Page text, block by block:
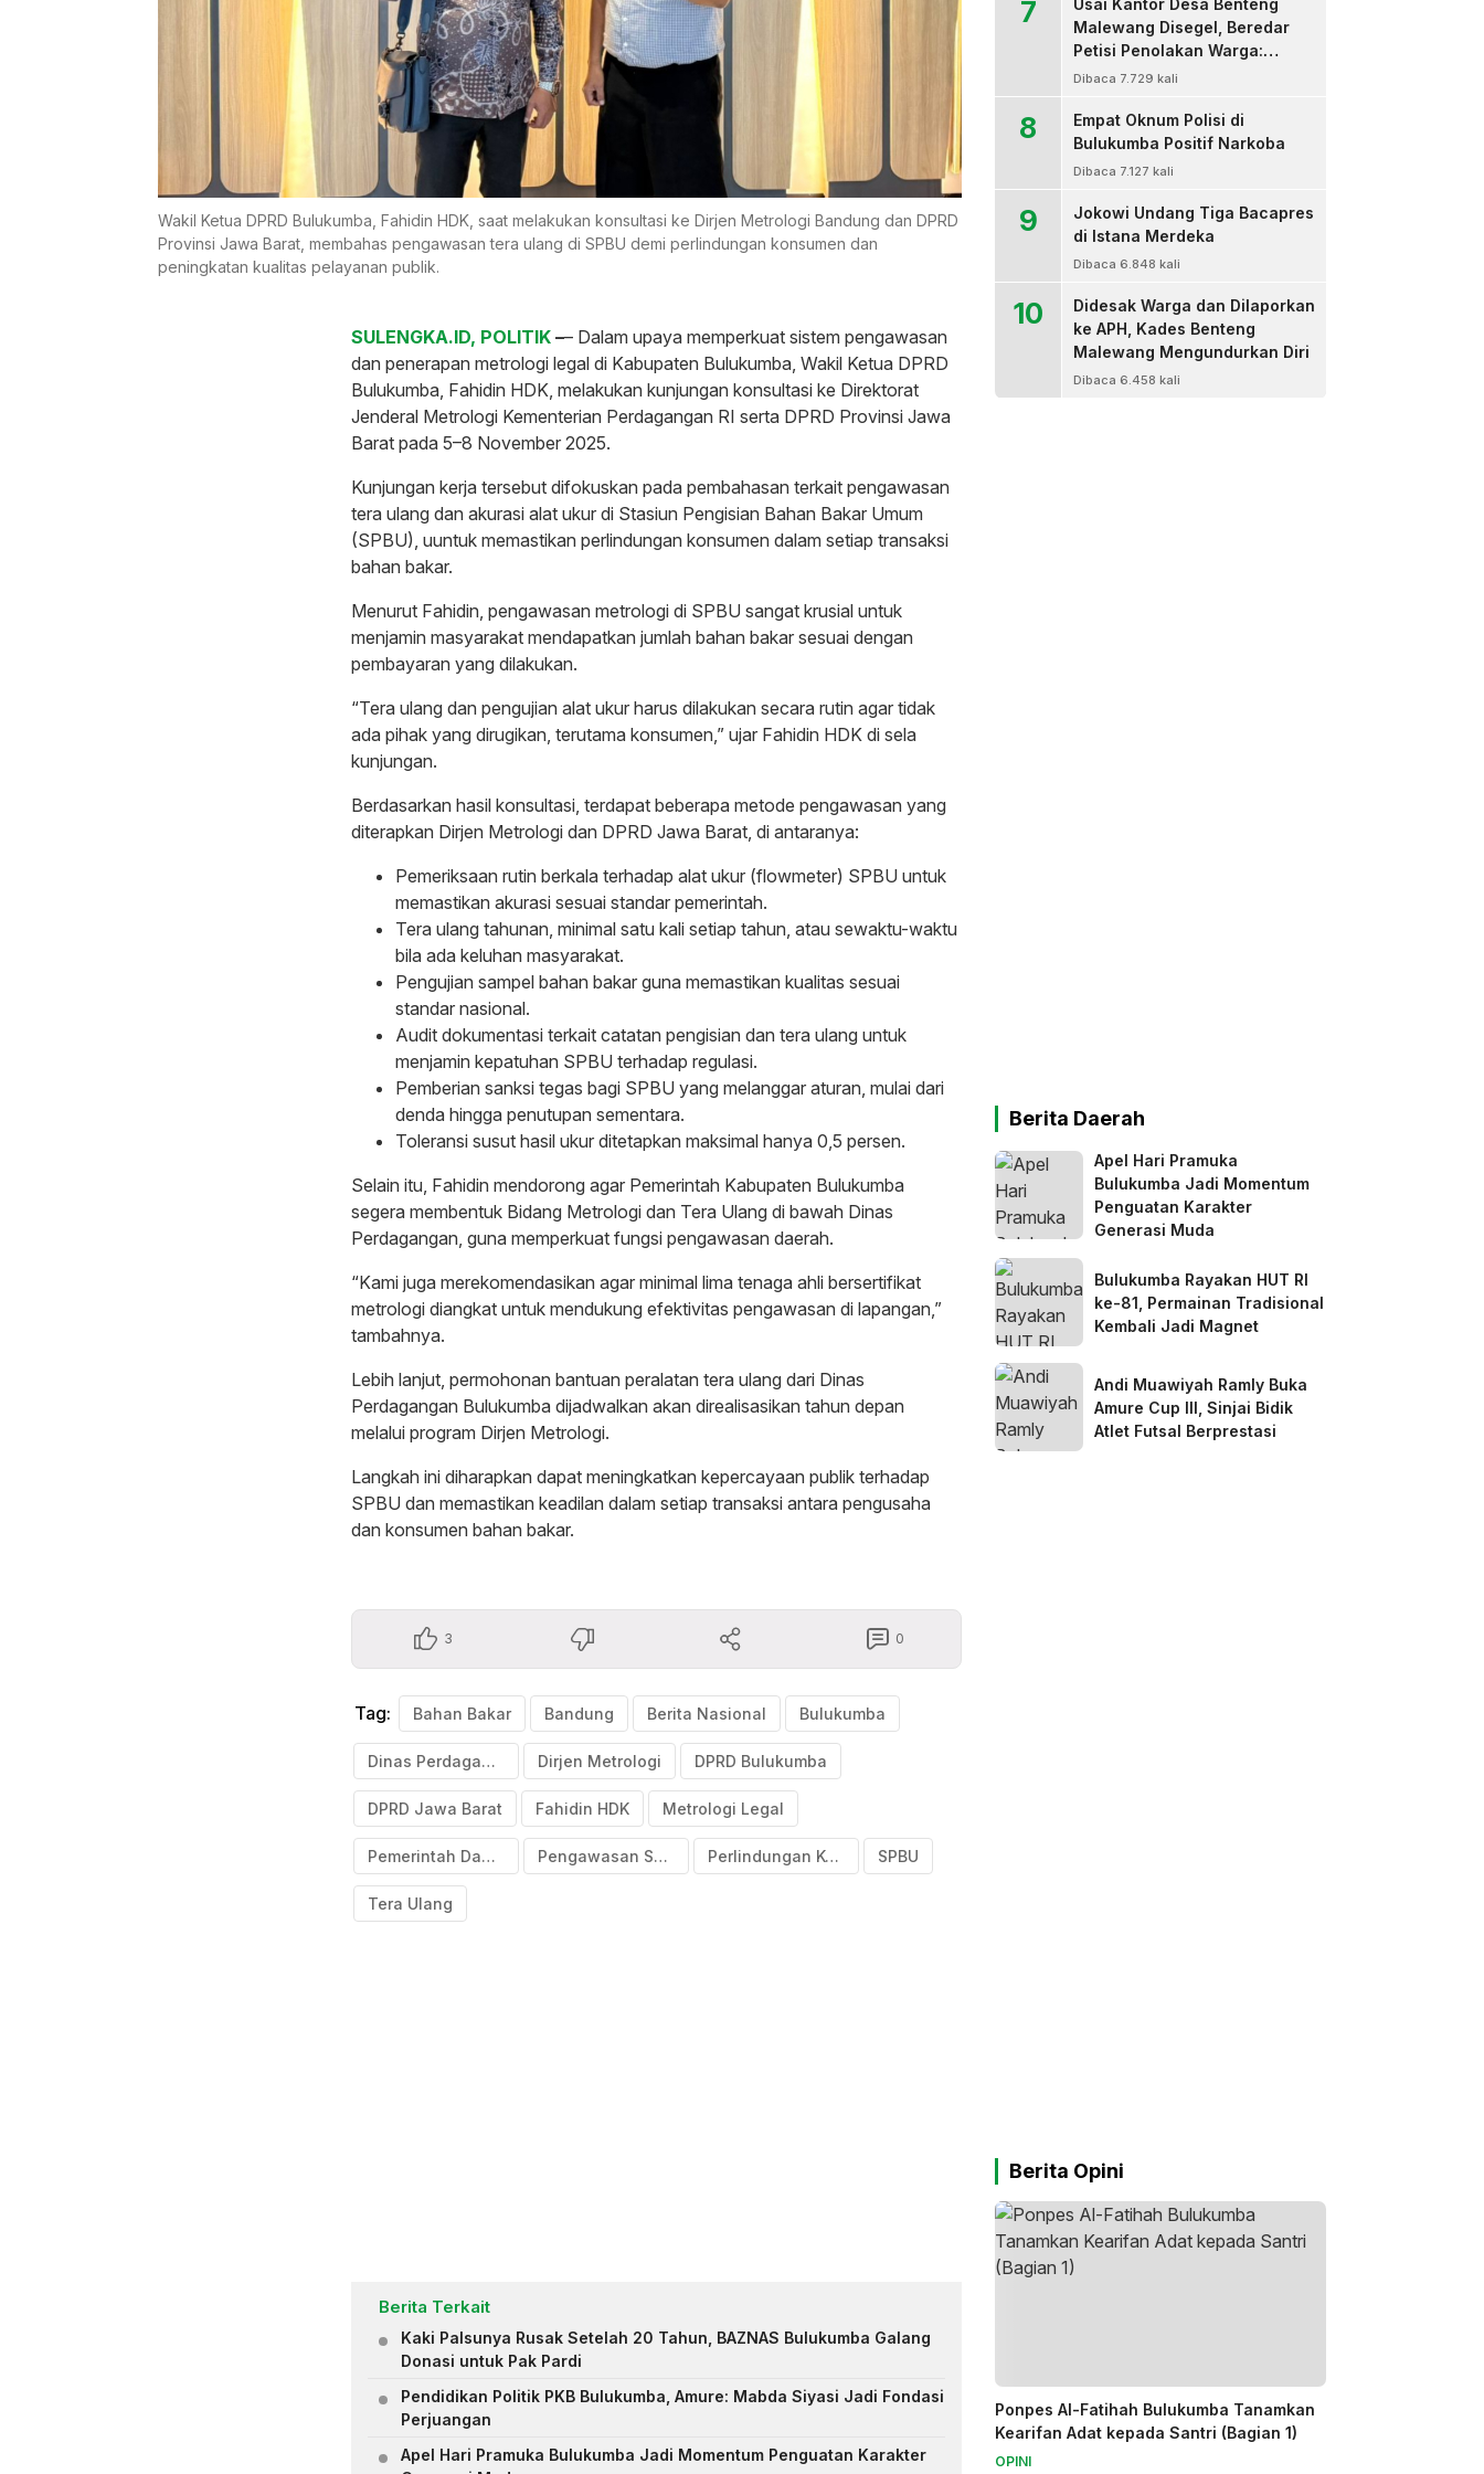
Wakil Ketua DPRD Bulukumba, Fahidin HDK, saat melakukan konsultasi ke Dirjen Metrologi Bandung dan DPRD
Provinsi Jawa Barat, membahas pengawasan tera ulang di SPBU demi perlindungan konsumen dan
peningkatan kualitas pelayanan publik.
SULENGKA.ID, POLITIK –– Dalam upaya memperkuat sistem pengawasan
dan penerapan metrologi legal di Kabupaten Bulukumba, Wakil Ketua DPRD
Bulukumba, Fahidin HDK, melakukan kunjungan konsultasi ke Direktorat
Jenderal Metrologi Kementerian Perdagangan RI serta DPRD Provinsi Jawa
Barat pada 5–8 November 2025.
Kunjungan kerja tersebut difokuskan pada pembahasan terkait pengawasan
tera ulang dan akurasi alat ukur di Stasiun Pengisian Bahan Bakar Umum
(SPBU), uuntuk memastikan perlindungan konsumen dalam setiap transaksi
bahan bakar.
Menurut Fahidin, pengawasan metrologi di SPBU sangat krusial untuk
menjamin masyarakat mendapatkan jumlah bahan bakar sesuai dengan
pembayaran yang dilakukan.
“Tera ulang dan pengujian alat ukur harus dilakukan secara rutin agar tidak
ada pihak yang dirugikan, terutama konsumen,” ujar Fahidin HDK di sela
kunjungan.
Berdasarkan hasil konsultasi, terdapat beberapa metode pengawasan yang
diterapkan Dirjen Metrologi dan DPRD Jawa Barat, di antaranya:
Pemeriksaan rutin berkala terhadap alat ukur (flowmeter) SPBU untuk
memastikan akurasi sesuai standar pemerintah.
Tera ulang tahunan, minimal satu kali setiap tahun, atau sewaktu-waktu
bila ada keluhan masyarakat.
Pengujian sampel bahan bakar guna memastikan kualitas sesuai
standar nasional.
Audit dokumentasi terkait catatan pengisian dan tera ulang untuk
menjamin kepatuhan SPBU terhadap regulasi.
Pemberian sanksi tegas bagi SPBU yang melanggar aturan, mulai dari
denda hingga penutupan sementara.
Toleransi susut hasil ukur ditetapkan maksimal hanya 0,5 persen.
Selain itu, Fahidin mendorong agar Pemerintah Kabupaten Bulukumba
segera membentuk Bidang Metrologi dan Tera Ulang di bawah Dinas
Perdagangan, guna memperkuat fungsi pengawasan daerah.
“Kami juga merekomendasikan agar minimal lima tenaga ahli bersertifikat
metrologi diangkat untuk mendukung efektivitas pengawasan di lapangan,”
tambahnya.
Lebih lanjut, permohonan bantuan peralatan tera ulang dari Dinas
Perdagangan Bulukumba dijadwalkan akan direalisasikan tahun depan
melalui program Dirjen Metrologi.
Langkah ini diharapkan dapat meningkatkan kepercayaan publik terhadap
SPBU dan memastikan keadilan dalam setiap transaksi antara pengusaha
dan konsumen bahan bakar.
3 0
Tag: Bahan Bakar Bandung Berita Nasional Bulukumba
Dinas Perdagangan Dirjen Metrologi DPRD Bulukumba
DPRD Jawa Barat Fahidin HDK Metrologi Legal
Pemerintah Daerah Pengawasan SPBU Perlindungan Konsumen SPBU
Tera Ulang
Berita Terkait
Kaki Palsunya Rusak Setelah 20 Tahun, BAZNAS Bulukumba Galang
Donasi untuk Pak Pardi
Pendidikan Politik PKB Bulukumba, Amure: Mabda Siyasi Jadi Fondasi
Perjuangan
Apel Hari Pramuka Bulukumba Jadi Momentum Penguatan Karakter
7
Usai Kantor Desa Benteng
Malewang Disegel, Beredar
Petisi Penolakan Warga:
Sekretaris Hingga BPD Turut
Dibaca 7.729 kali
8
Empat Oknum Polisi di
Bulukumba Positif Narkoba
Dibaca 7.127 kali
9
Jokowi Undang Tiga Bacapres
di Istana Merdeka
Dibaca 6.848 kali
10
Didesak Warga dan Dilaporkan
ke APH, Kades Benteng
Malewang Mengundurkan Diri
Dibaca 6.458 kali
Berita Daerah
Apel Hari Pramuka
Bulukumba Jadi Momentum
Penguatan Karakter
Generasi Muda
Bulukumba Rayakan HUT RI
ke-81, Permainan Tradisional
Kembali Jadi Magnet
Andi Muawiyah Ramly Buka
Amure Cup III, Sinjai Bidik
Atlet Futsal Berprestasi
Berita Opini
Ponpes Al-Fatihah Bulukumba Tanamkan
Kearifan Adat kepada Santri (Bagian 1)
OPINI